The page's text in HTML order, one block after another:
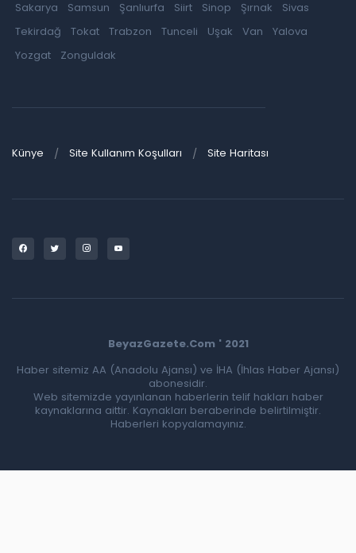
Sakarya Samsun Şanlıurfa Siirt Sinop Şırnak
Sivas
Tekirdağ
Tokat Trabzon Tunceli Uşak Van
Yalova
Yozgat
Zonguldak
Künye Site Kullanım Koşulları Site Haritası
BeyazGazete.Com ' 2021
Haber sitemiz AA (Anadolu Ajansı) ve İHA (İhlas Haber Ajansı)
abonesidir.
Web sitemizde yayınlanan haberlerin telif hakları haber
kaynaklarına aittir. Kaynakları beraberinde belirtilmiştir.
Haberleri kopyalamayınız.